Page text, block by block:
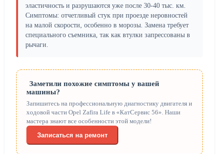
эластичность и разрушаются уже после 30-40 тыс. км.
Симптомы: отчетливый стук при проезде неровностей
на малой скорости, особенно в морозы. Замена требует
специального съемника, так как втулки запрессованы в
рычаги.
Заметили похожие симптомы у вашей
машины?
Запишитесь на профессиональную диагностику двигателя и
ходовой части Opel Zafira Life в «КатСервис 56». Наши
мастера знают все особенности этой модели!
Записаться на ремонт